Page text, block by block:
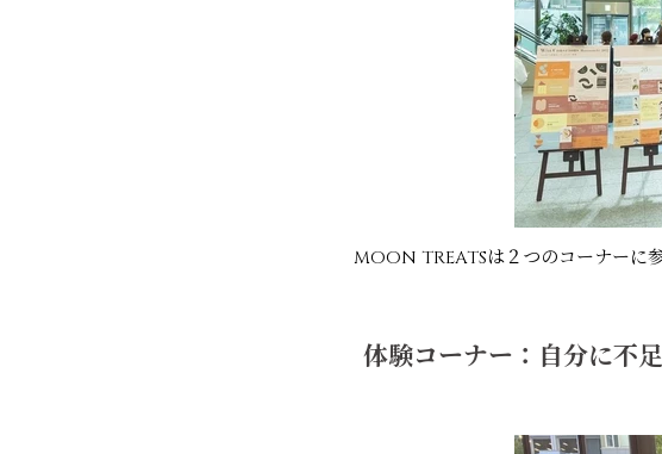
MOON TREATSは２つのコーナーに
体験コーナー：自分に不